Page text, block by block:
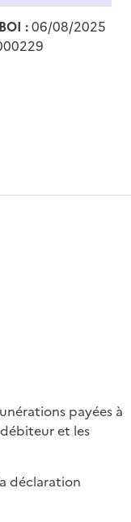
:06/08/2025
pdf
payées à
et les
déclaration